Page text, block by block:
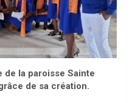
de la paroisse Sainte
de sa création.